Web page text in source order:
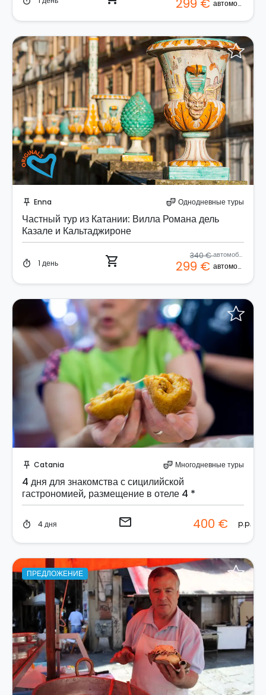
299 € автомобиль
push_pin Enna theater_comedy Однодневные туры
Частный тур из Катании: Вилла Романа дель
Казале и Кальтаджироне
timer 1 день shopping_cart 340 € автомобиль
299 € автомобиль
push_pin Catania theater_comedy Многодневные туры
4 дня для знакомства с сицилийской
гастрономией, размещение в отеле 4 *
timer 4 дня email 400 € p.p.
ПРЕДЛОЖЕНИЕ